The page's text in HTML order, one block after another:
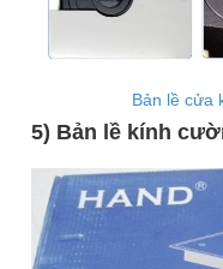
Bản lề cửa
5) Bản lề kính